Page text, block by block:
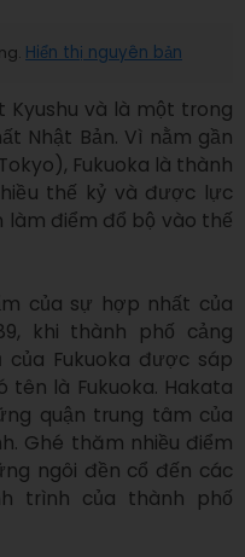
Hiển thị nguyên bản
Kyushu và là một trong
Nhật Bản. Vì nằm gần
Fukuoka là thành
thế kỷ và được lực
làm điểm đổ bộ vào thế
của sự hợp nhất của
khi thành phố cảng
Fukuoka được sáp
là Fukuoka. Hakata
quận trung tâm của
Ghé thăm nhiều điểm
ngôi đền cổ đến các
trình của thành phố